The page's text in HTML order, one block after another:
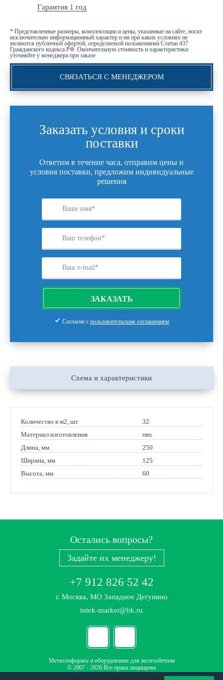
Гарантия 1 год
* Представленные размеры, комплектации и цены, указанные на сайте, носят
исключительно информационный характер и ни при каких условиях не
являются публичной офертой, определяемой положениями Статьи 437
Гражданского кодекса РФ. Окончательную стоимость и характеристики
уточняйте у менеджера при заказе
СВЯЗАТЬСЯ С МЕНЕДЖЕРОМ
Заказать условия и сроки
поставки
Ответим в течение часа, отправим цены и
условия поставки, предложим индивидуальные
решения
ЗАКАЗАТЬ
Согласие с пользовательским соглашением
Схема и характеристики
Количество в м2, шт
32
Материал изготовления
пвх
Длина, мм
250
Ширина, мм
125
Высота, мм
60
Остались вопросы?
Задайте их менеджеру!
+7 912 826 52 42
г. Москва, МО Западное Дегунино
intek-market@bk.ru
Металлоформы и оборудование для железобетона
© 2007 - 2026 Все права защищены